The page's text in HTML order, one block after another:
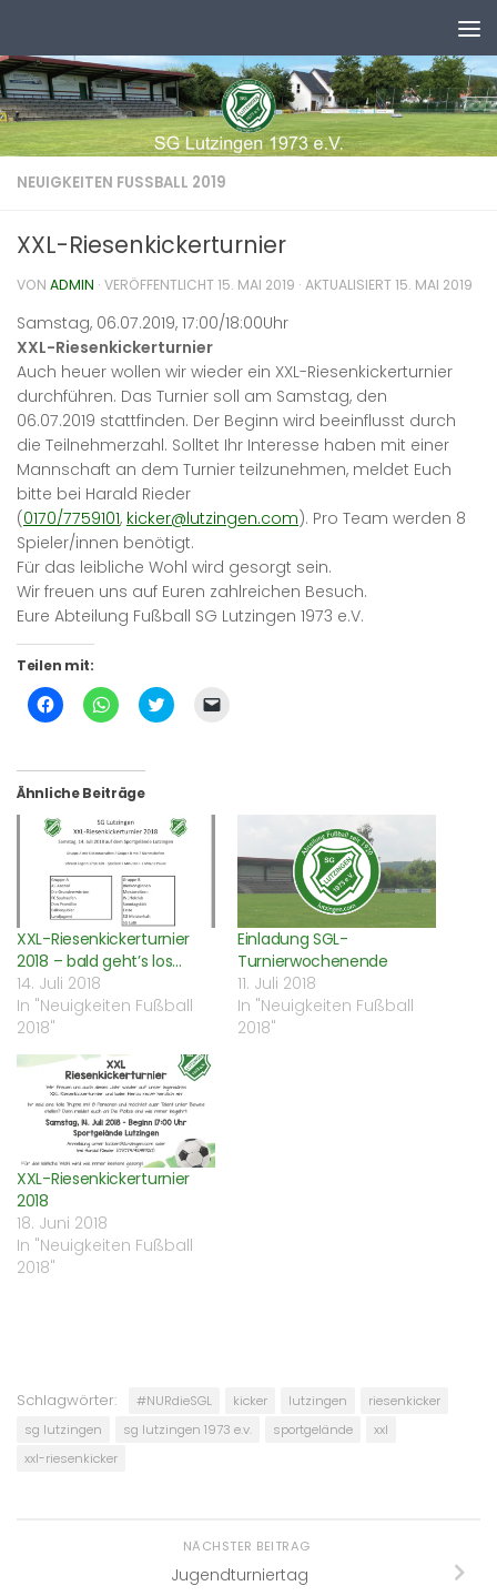
NEUIGKEITEN FUSSBALL 2019
XXL-Riesenkickerturnier
VON ADMIN · VERÖFFENTLICHT15. MAI 2019 · AKTUALISIERT15. MAI 2019
Samstag, 06.07.2019, 17:00/18:00Uhr
XXL-Riesenkickerturnier
Auch heuer wollen wir wieder ein XXL-Riesenkickerturnier
durchführen. Das Turnier soll am Samstag, den
06.07.2019 stattfinden. Der Beginn wird beeinflusst durch
die Teilnehmerzahl. Solltet Ihr Interesse haben mit einer
Mannschaft an dem Turnier teilzunehmen, meldet Euch
bitte bei Harald Rieder
(0170/7759101, kicker@lutzingen.com). Pro Team werden 8
Spieler/innen benötigt.
Für das leibliche Wohl wird gesorgt sein.
Wir freuen uns auf Euren zahlreichen Besuch.
Eure Abteilung Fußball SG Lutzingen 1973 e.V.
Teilen mit:
Klick,
um
teilen
(Wird
in
neuem
Fenster
geöffnet)
Klicken,
um
teilen
(Wird
in
neuem
Fenster
geöffnet)
Klick,
um
neuem
Fenster
geöffnet)
Mail
(Wird
neuem
Ähnliche Beiträge
XXL-Riesenkickerturnier
2018 – bald geht’s los…
14. Juli 2018
In "Neuigkeiten Fußball
2018"
Einladung SGL-
Turnierwochenende
11. Juli 2018
In "Neuigkeiten Fußball
2018"
XXL-Riesenkickerturnier
2018
18. Juni 2018
In "Neuigkeiten Fußball
2018"
Schlagwörter: #NURdieSGL kicker lutzingen
riesenkicker
sg lutzingen
sg lutzingen 1973 e.v. sportgelände
xxl
xxl-riesenkicker
NÄCHSTER BEITRAG
Jugendturniertag